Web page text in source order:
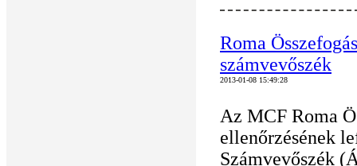
Roma
számvevőszék
2013-01-08 15:49:28
Az MCF Roma
ellenőrzésének
Számvevőszék